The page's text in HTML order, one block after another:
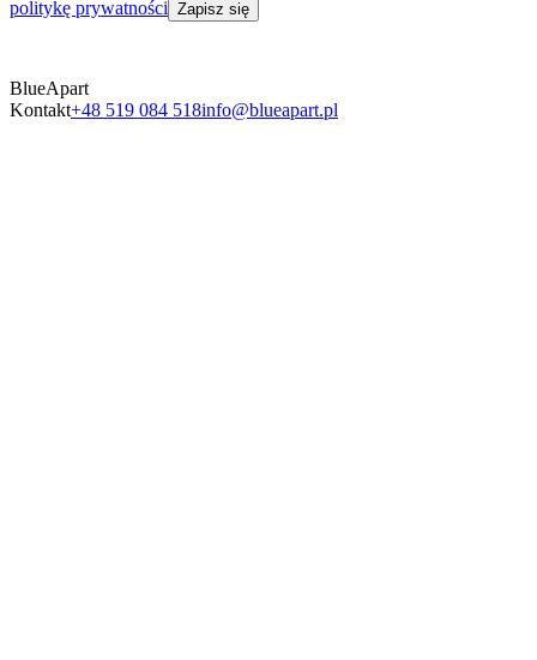
politykę prywatności Zapisz się
BlueApart
Kontakt+48 519 084 518info@blueapart.pl